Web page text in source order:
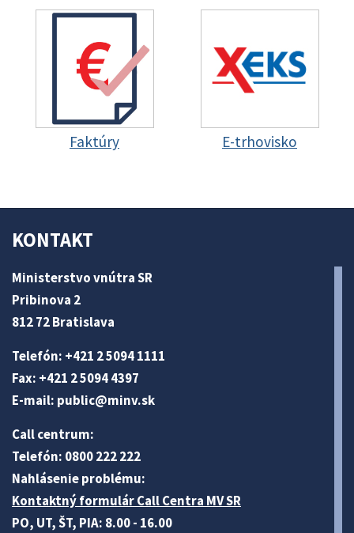
Faktúry E-trhovisko
KONTAKT
Ministerstvo vnútra SR
Pribinova 2
812 72 Bratislava
Telefón: +421 2 5094 1111
Fax: +421 2 5094 4397
E-mail: public@minv.sk
Call centrum:
Telefón: 0800 222 222
Nahlásenie problému:
Kontaktný formulár Call Centra MV SR
PO, UT, ŠT, PIA: 8.00 - 16.00